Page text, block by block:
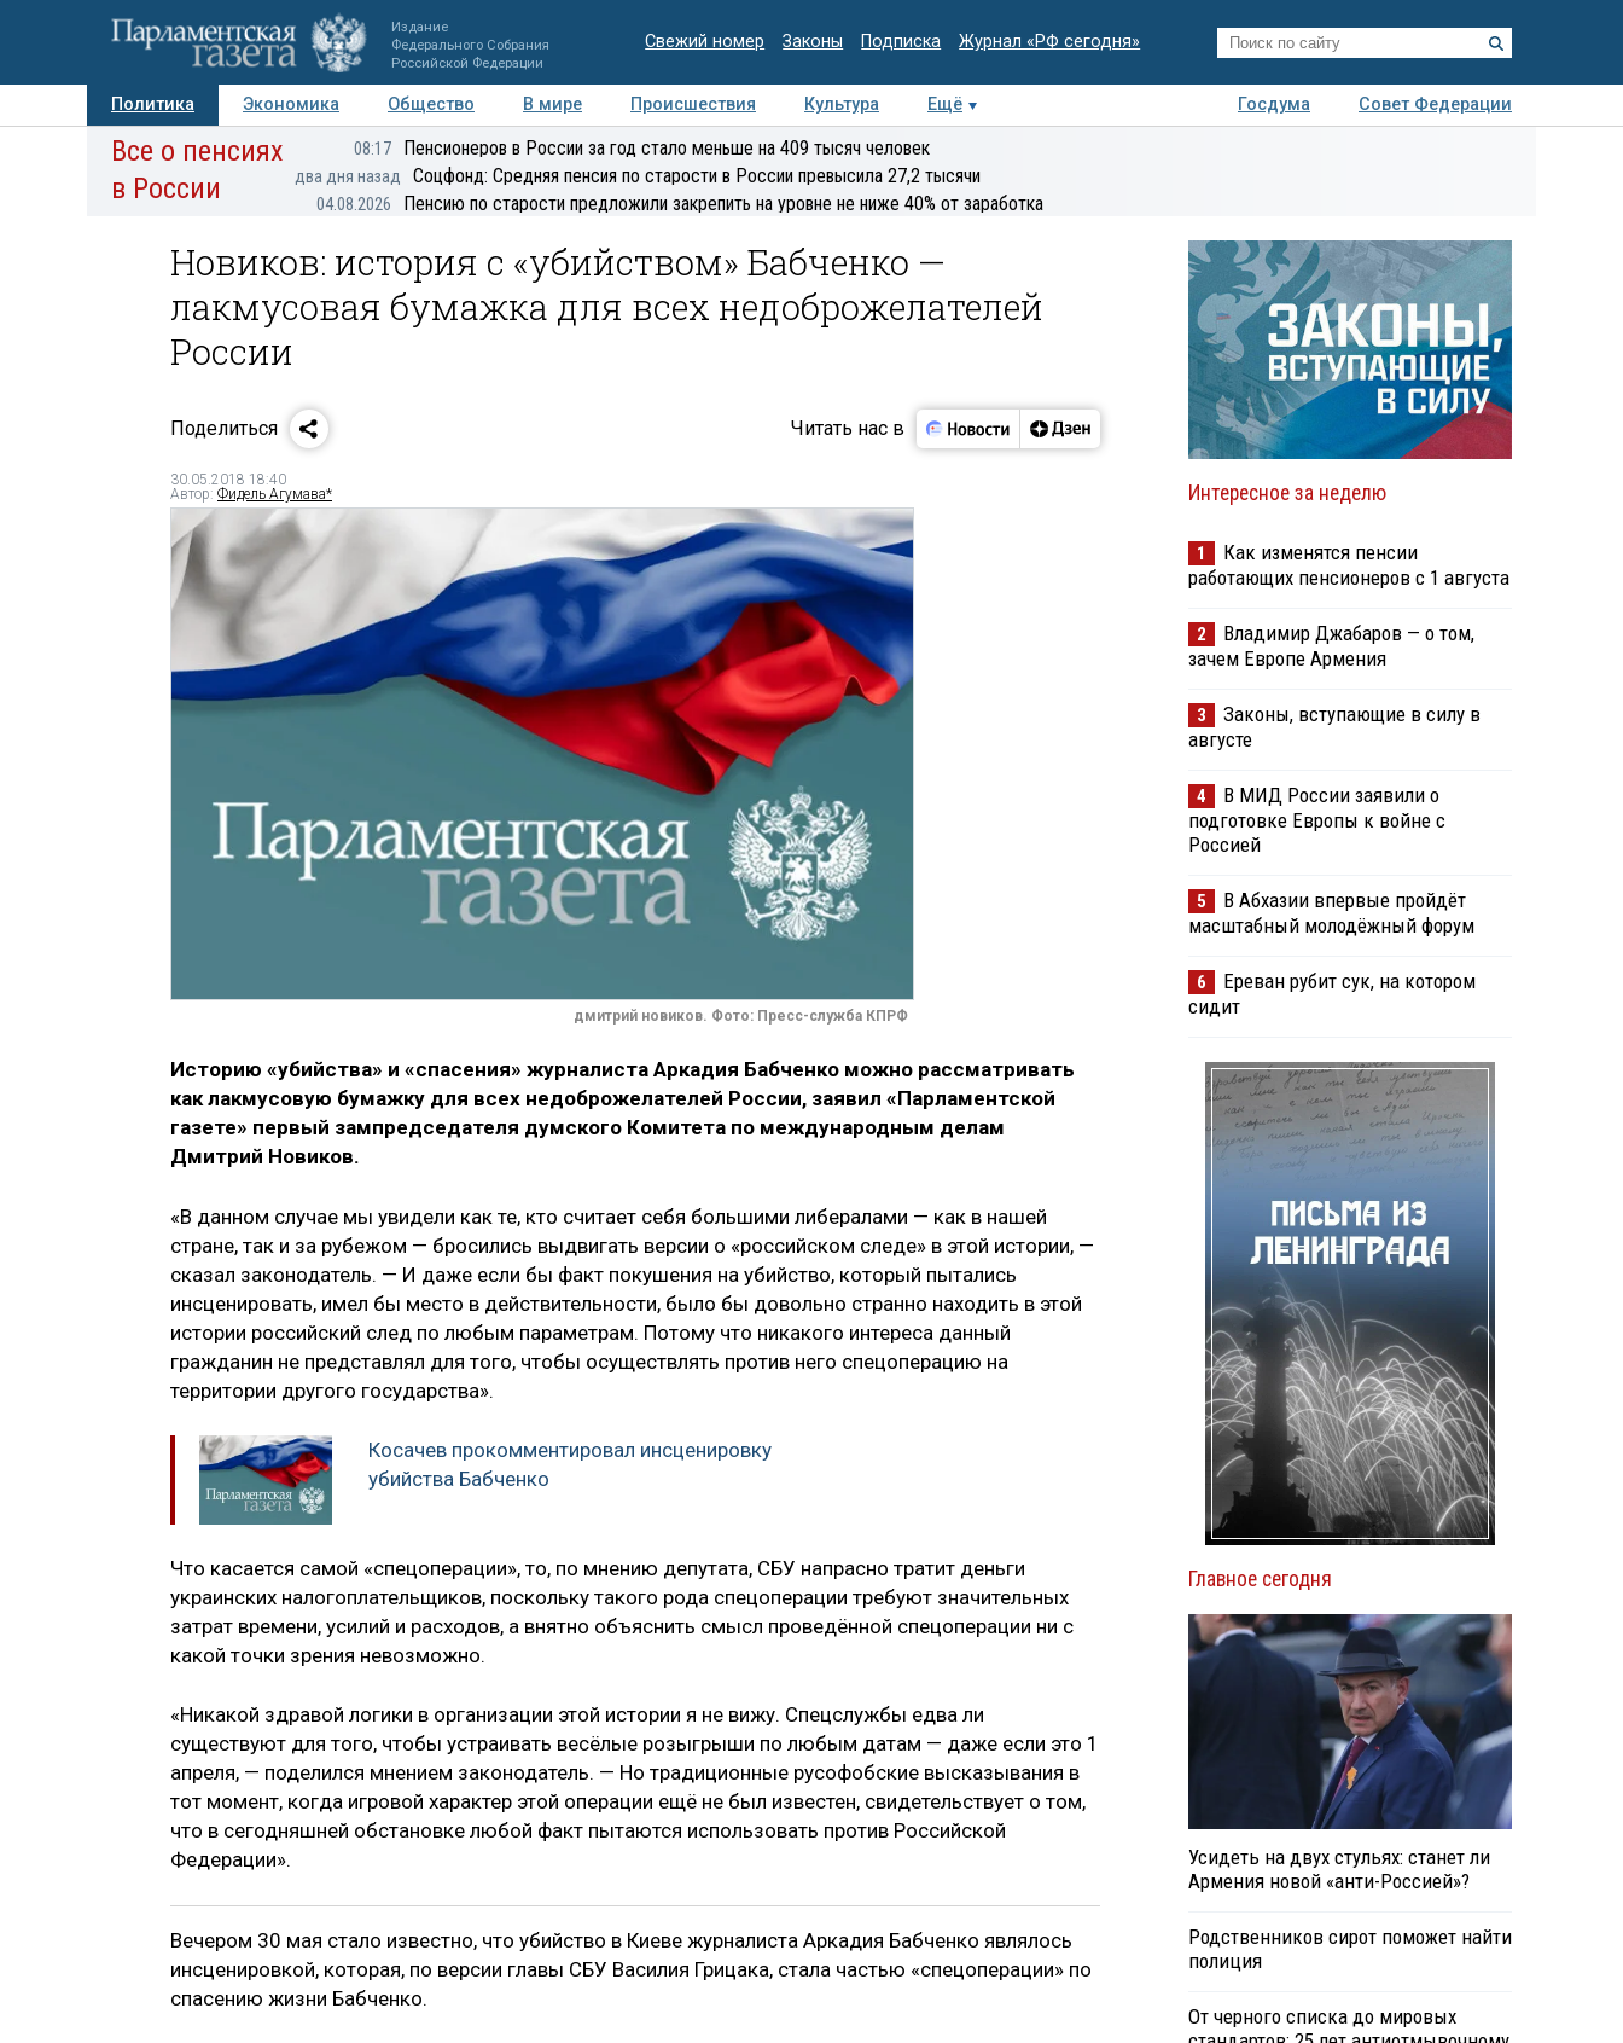
Издание
Федерального Собрания
Российской Федерации
Свежий номер Законы Подписка Журнал «РФ сегодня»
Политика Экономика Общество В мире Происшествия Культура Ещё Госдума
Совет Федерации
Авторы Персоны Мнения Регионы Медиацентр Интервью Колумнисты
Все о пенсиях
в России
08:17 Пенсионеров в России за год стало меньше на 409 тысяч человек
два дня назад Соцфонд: Средняя пенсия по старости в России превысила 27,2 тысячи
04.08.2026 Пенсию по старости предложили закрепить на уровне не ниже 40% от заработка
Новиков: история с «убийством» Бабченко —
лакмусовая бумажка для всех недоброжелателей
России
Поделиться Читать нас в
30.05.2018 18:40
Автор: Фидель Агумава*
дмитрий новиков. Фото: Пресс-служба КПРФ
Историю «убийства» и «спасения» журналиста Аркадия Бабченко можно рассматривать
как лакмусовую бумажку для всех недоброжелателей России, заявил «Парламентской
газете» первый зампредседателя думского Комитета по международным делам
Дмитрий Новиков.
«В данном случае мы увидели как те, кто считает себя большими либералами — как в нашей
стране, так и за рубежом — бросились выдвигать версии о «российском следе» в этой истории, —
сказал законодатель. — И даже если бы факт покушения на убийство, который пытались
инсценировать, имел бы место в действительности, было бы довольно странно находить в этой
истории российский след по любым параметрам. Потому что никакого интереса данный
гражданин не представлял для того, чтобы осуществлять против него спецоперацию на
территории другого государства».
Косачев прокомментировал инсценировку
убийства Бабченко
Что касается самой «спецоперации», то, по мнению депутата, СБУ напрасно тратит деньги
украинских налогоплательщиков, поскольку такого рода спецоперации требуют значительных
затрат времени, усилий и расходов, а внятно объяснить смысл проведённой спецоперации ни с
какой точки зрения невозможно.
«Никакой здравой логики в организации этой истории я не вижу. Спецслужбы едва ли
существуют для того, чтобы устраивать весёлые розыгрыши по любым датам — даже если это 1
апреля, — поделился мнением законодатель. — Но традиционные русофобские высказывания в
тот момент, когда игровой характер этой операции ещё не был известен, свидетельствует о том,
что в сегодняшней обстановке любой факт пытаются использовать против Российской
Федерации».
Вечером 30 мая стало известно, что убийство в Киеве журналиста Аркадия Бабченко являлось
инсценировкой, которая, по версии главы СБУ Василия Грицака, стала частью «спецоперации» по
спасению жизни Бабченко.
Интересное за неделю
1
Как изменятся пенсии
работающих пенсионеров с 1 августа
2
Владимир Джабаров — о том,
зачем Европе Армения
3
Законы, вступающие в силу в
августе
4
В МИД России заявили о
подготовке Европы к войне с
Россией
5
В Абхазии впервые пройдёт
масштабный молодёжный форум
6
Ереван рубит сук, на котором
сидит
Главное сегодня
Усидеть на двух стульях: станет ли
Армения новой «анти-Россией»?
Родственников сирот поможет найти
полиция
От черного списка до мировых